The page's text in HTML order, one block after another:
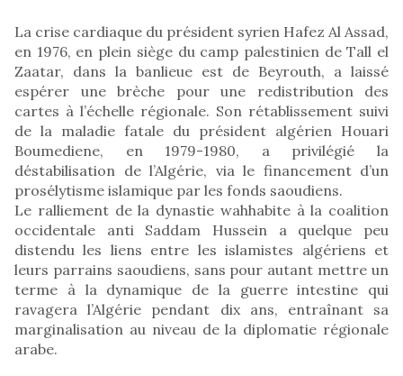
La crise cardiaque du président syrien Hafez Al Assad,
en 1976, en plein siège du camp palestinien de Tall el
Zaatar, dans la banlieue est de Beyrouth, a laissé
espérer une brèche pour une redistribution des
cartes à l’échelle régionale. Son rétablissement suivi
de la maladie fatale du président algérien Houari
Boumediene, en 1979-1980, a privilégié la
déstabilisation de l’Algérie, via le financement d’un
prosélytisme islamique par les fonds saoudiens.
Le ralliement de la dynastie wahhabite à la coalition
occidentale anti Saddam Hussein a quelque peu
distendu les liens entre les islamistes algériens et
leurs parrains saoudiens, sans pour autant mettre un
terme à la dynamique de la guerre intestine qui
ravagera l’Algérie pendant dix ans, entraînant sa
marginalisation au niveau de la diplomatie régionale
arabe.